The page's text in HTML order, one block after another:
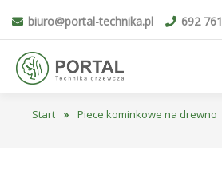
biuro@portal-technika.pl 692
Start » Piece kominkowe na drewno